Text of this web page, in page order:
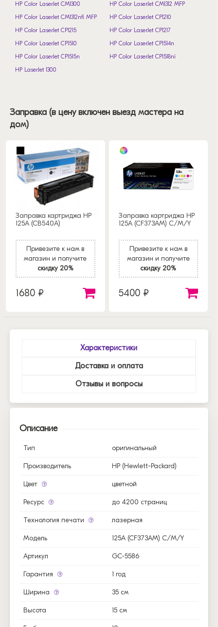
HP Color LaserJet CM1300
HP Color LaserJet CM1312 MFP
HP Color LaserJet CM1312nfi MFP
HP Color LaserJet CP1210
HP Color LaserJet CP1215
HP Color LaserJet CP1217
HP Color LaserJet CP1510
HP Color LaserJet CP1514n
HP Color LaserJet CP1515n
HP Color LaserJet CP1518ni
HP LaserJet 1300
Заправка (в цену включен выезд мастера на
дом)
Заправка картриджа HP
125A (CB540A)
Привезите к нам в
магазин и получите
скидку 20%
1680 ₽
Заправка картриджа HP
125A (CF373AM) C/M/Y
Привезите к нам в
магазин и получите
скидку 20%
5400 ₽
Характеристики
Доставка и оплата
Отзывы и вопросы
Описание
Тип оригинальный
Производитель HP (Hewlett-Packard)
Цвет цветной
Ресурс до 4200 страниц
Технология печати лазерная
Модель 125A (CF373AM) C/M/Y
Артикул GC-5586
Гарантия 1 год
Ширина 35 см
Высота 15 см